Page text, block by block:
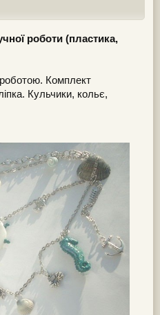
роботи (пластика,
Комплект
Кульчики, кольє,